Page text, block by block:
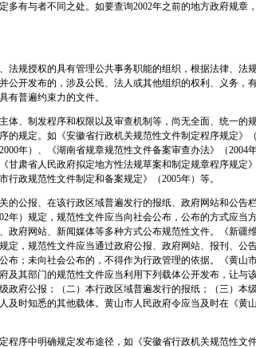
多有与者不同之处。如要查询2002年之前的地方政府规章
规授权的具有管理公共事务职能的组织，根据法律、法
公开发布的，涉及公民、法人或其他组织的权利、义务，
有普遍约束力的文件。
、制发程序和权限以及审查机制等，尚无全面、统一的
的规定。如《安徽省行政机关规范性文件制定程序规定》
年）、《湖南省规章规范性文件备案审查办法》（2004
甘肃省人民政府拟定地方性法规草案和制定规章程序规定
政规范性文件制定和备案规定》（2005年）等。
公报、在该行政区域普遍发行的报纸、政府网站和公告
年）规定，规范性文件应当向社会公布，公布的方式应当方
政府网站、新闻媒体等多种方式公布规范性文件。《新疆
定，规范性文件应当通过政府公报、政府网站、报刊、公
布；未向社会公布的，不得作为行政管理的依据。《黄山
及其部门的规范性文件应当利用下列载体公开发布，让与
政府公报；（二）本行政区域普遍发行的报纸；（三）本
及时知悉的其他载体。黄山市人民政府令应当及时在《黄
序中明确规定发布途径，如《安徽省行政机关规范性文